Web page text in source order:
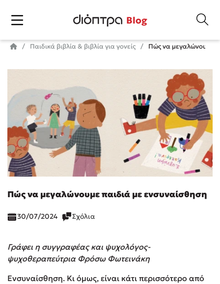
Blog
Παιδικά βιβλία & βιβλία για γονείς Πώς να μεγαλώνουμε
Πώς να μεγαλώνουμε παιδιά με ενσυναίσθηση
30/07/2024 Σχόλια
Γράφει η συγγραφέας και ψυχολόγος-
ψυχοθεραπεύτρια Φρόσω Φωτεινάκη
Ενσυναίσθηση. Κι όμως, είναι κάτι περισσότερο από